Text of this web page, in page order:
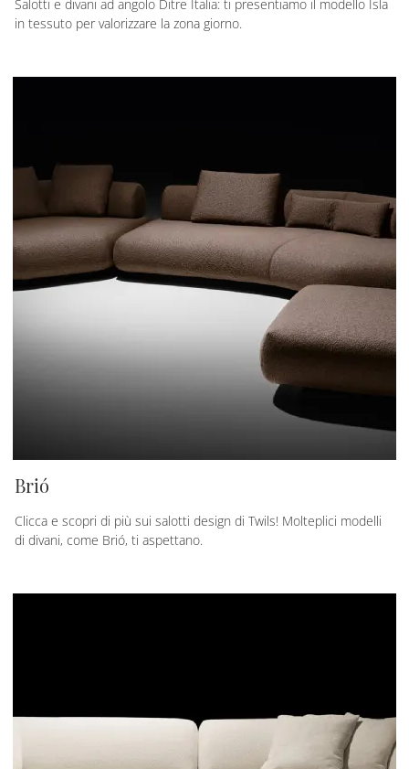
Salotti e divani ad angolo Ditre Italia: ti presentiamo il modello Isla
in tessuto per valorizzare la zona giorno.
Brió
Clicca e scopri di più sui salotti design di Twils! Molteplici modelli
di divani, come Brió, ti aspettano.